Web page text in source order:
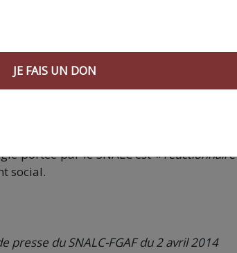
valeurs existent, il faut apprendre à les
surtout l’islam qui est visé, le syndicat
tolérance bienveillante pour ne pas
:
portée par le SNALC est« réactionnaire
social.
presse du SNALC-FGAF du 2 avril 2014
JE FAIS UN DON